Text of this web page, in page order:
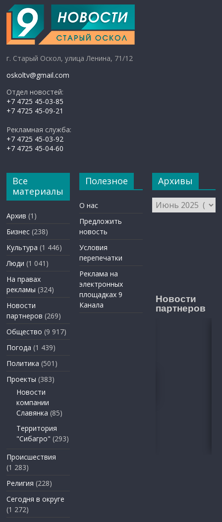
г. Старый Оскол, улица Ленина, 71/12
oskoltv@gmail.com
Отдел новостей:
+7 4725 45-03-85
+7 4725 45-09-21
Рекламная служба:
+7 4725 45-03-92
+7 4725 45-04-60
Все
материалы
Архив (1)
Бизнес (238)
Культура (1 446)
Люди (1 041)
На правах
рекламы (324)
Новости
партнеров (269)
Общество (9 917)
Погода (1 439)
Политика (501)
Проекты (383)
Новости
компании
Славянка (85)
Территория
"Сибагро" (293)
Происшествия
(1 283)
Религия (228)
Сегодня в округе
(1 272)
Полезное
О нас
Предложить
новость
Условия
перепечатки
Реклама на
электронных
площадках 9
Канала
Архивы
Архивы
Новости
партнеров